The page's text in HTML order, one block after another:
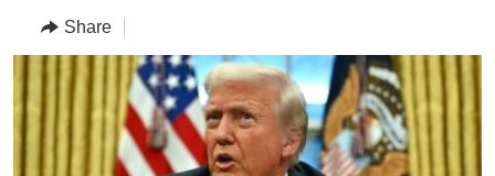
Navigation
Skip
Search
AFRICA
TOPICS
HUMAN RIGHTS
SECURITY AND DEFENSE
AID AND DEVELOPMENT
ABOUT US
Share